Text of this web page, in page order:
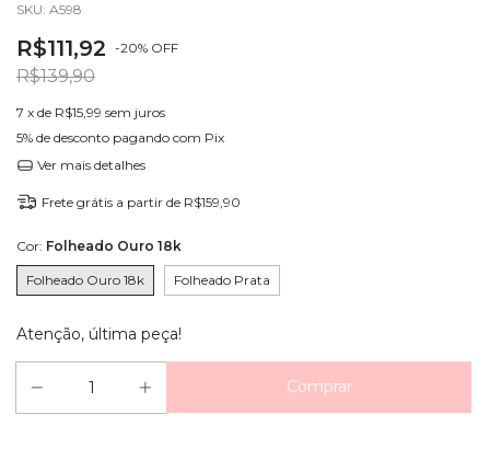
SKU: A598
R$111,92 -20% OFF
R$139,90
7 x de R$15,99 sem juros
5% de desconto pagando com Pix
Ver mais detalhes
Frete grátis a partir de R$159,90
Cor: Folheado Ouro 18k
Folheado Ouro 18k Folheado Prata
Atenção, última peça!